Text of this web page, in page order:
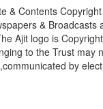
& Contents
&
Ajit logo is
to the Trust
by